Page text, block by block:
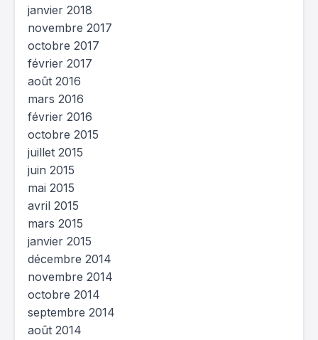
janvier 2018
novembre 2017
octobre 2017
février 2017
août 2016
mars 2016
février 2016
octobre 2015
juillet 2015
juin 2015
mai 2015
avril 2015
mars 2015
janvier 2015
décembre 2014
novembre 2014
octobre 2014
septembre 2014
août 2014